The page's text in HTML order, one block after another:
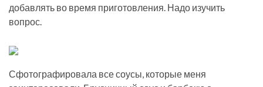
добавлять во время приготовления. Надо изучить
вопрос.
Сфотографировала все соусы, которые меня